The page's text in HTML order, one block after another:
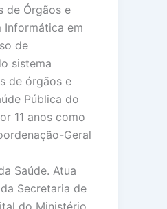
de Órgãos e
Informática em
de
sistema
de órgãos e
Pública do
11 anos como
Geral
Saúde. Atua
Secretaria de